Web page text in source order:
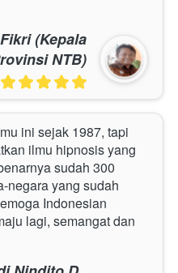
(Kepala
NTB)
ini sejak 1987, tapi
ilmu hipnosis yang
sudah 300
negara yang sudah
Indonesian
lagi, semangat dan